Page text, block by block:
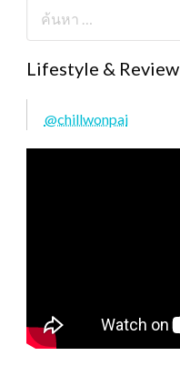
Lifestyle & Review
@chillwonpai